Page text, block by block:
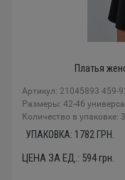
Платья
Артикул: 21045893 459-
Размеры: 42-46
Количество в упаковке: 3
УПАКОВКА: 1782 ГРН.
ЦЕНА ЗА ЕД.: 594грн.